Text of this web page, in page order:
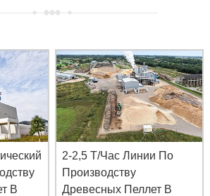
В
2-2,5 Т/Час Линии По
Производству
Древесных Пеллет В